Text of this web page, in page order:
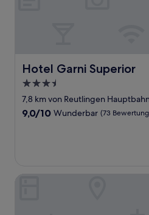
Hotel Garni Superior
Hotel Garni Superior
3.5-
Sterne-
Unterkunft
7,8 km von Reutlingen
9.0
9,0/10 Wunderbar (73